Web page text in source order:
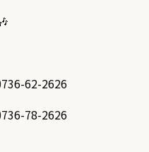
62-2626
78-2626